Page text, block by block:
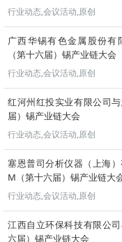
行业动态,会议活动,原创
广西华锡有色金属股份有
（第十六届）锡产业链大会
行业动态,会议活动,原创
红河州红投实业有限公司
届）锡产业链大会
行业动态,会议活动,原创
塞恩普司分析仪器（上海
M（第十六届）锡产业链大
行业动态,会议活动,原创
江西自立环保科技有限公
六届）锡产业链大会